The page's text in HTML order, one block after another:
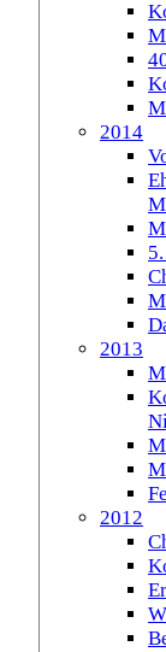
2014
2013
2012